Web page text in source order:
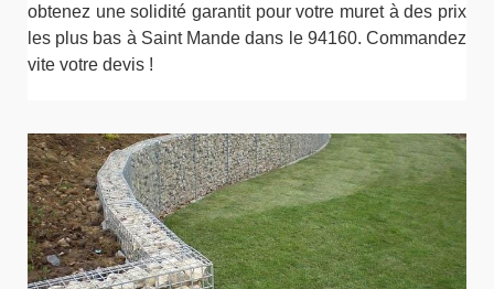
obtenez une solidité garantit pour votre muret à des prix
les plus bas à Saint Mande dans le 94160. Commandez
vite votre devis !